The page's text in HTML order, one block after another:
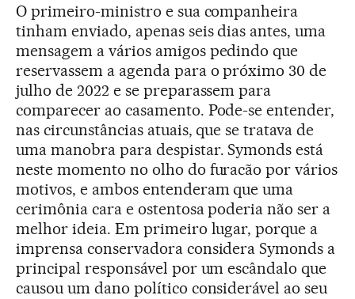
O primeiro-ministro e sua companheira
tinham enviado, apenas seis dias antes, uma
mensagem a vários amigos pedindo que
reservassem a agenda para o próximo 30 de
julho de 2022 e se preparassem para
comparecer ao casamento. Pode-se entender,
nas circunstâncias atuais, que se tratava de
uma manobra para despistar. Symonds está
neste momento no olho do furacão por vários
motivos, e ambos entenderam que uma
cerimônia cara e ostentosa poderia não ser a
melhor ideia. Em primeiro lugar, porque a
imprensa conservadora considera Symonds a
principal responsável por um escândalo que
causou um dano político considerável ao seu